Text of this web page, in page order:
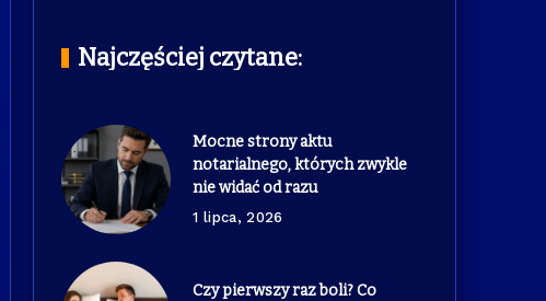
Najczęściej czytane:
Mocne strony aktu
notarialnego, których zwykle
nie widać od razu
1 lipca, 2026
Czy pierwszy raz boli? Co